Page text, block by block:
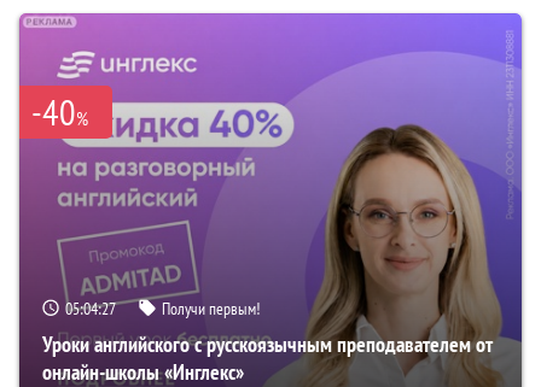
-40%
05:04:26 Получи первым!
Уроки английского с русскоязычным преподавателем от
онлайн-школы «Инглекс»